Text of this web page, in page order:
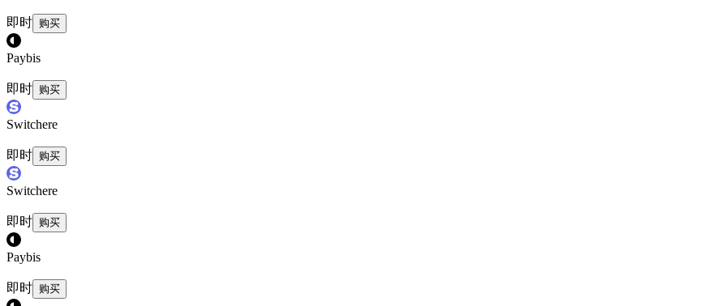
即时 购买
Paybis
即时 购买
Switchere
即时 购买
Switchere
即时 购买
Paybis
即时 购买